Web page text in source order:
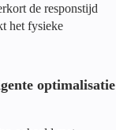
de responstijd
het fysieke
optimalisatie